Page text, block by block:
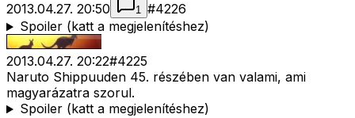
2013.04.27. 20:50 1 #4226
Spoiler (katt a megjelenítéshez)
2013.04.27. 20:22#4225
Naruto Shippuuden 45. részében van valami, ami
magyarázatra szorul.
Spoiler (katt a megjelenítéshez)